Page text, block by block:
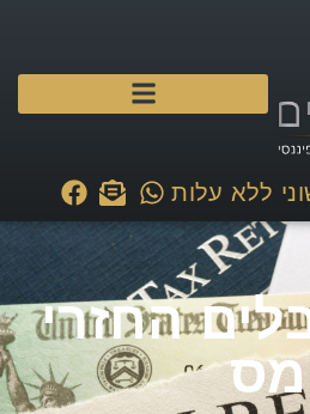
ללא עלות
החזרי
מס